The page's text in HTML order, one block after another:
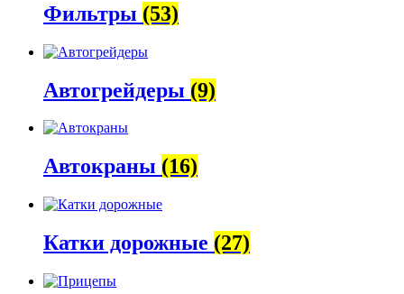
Фильтры (53)
Автогрейдеры (9)
Автокраны (16)
Катки дорожные (27)